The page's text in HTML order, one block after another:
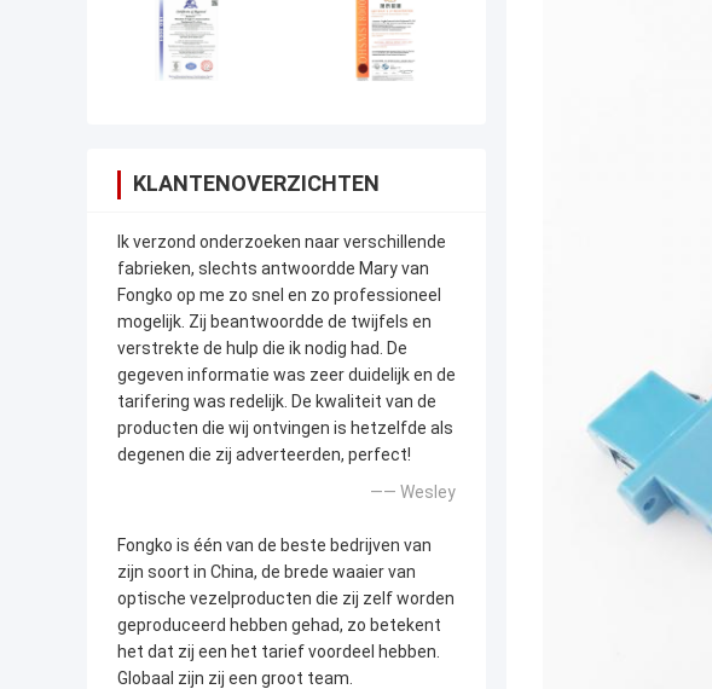
KLANTENOVERZICHTEN
Ik verzond onderzoeken naar verschillende
fabrieken, slechts antwoordde Mary van
Fongko op me zo snel en zo professioneel
mogelijk. Zij beantwoordde de twijfels en
verstrekte de hulp die ik nodig had. De
gegeven informatie was zeer duidelijk en de
tarifering was redelijk. De kwaliteit van de
producten die wij ontvingen is hetzelfde als
degenen die zij adverteerden, perfect!
—— Wesley
Fongko is één van de beste bedrijven van
zijn soort in China, de brede waaier van
optische vezelproducten die zij zelf worden
geproduceerd hebben gehad, zo betekent
het dat zij een het tarief voordeel hebben.
Globaal zijn zij een groot team.